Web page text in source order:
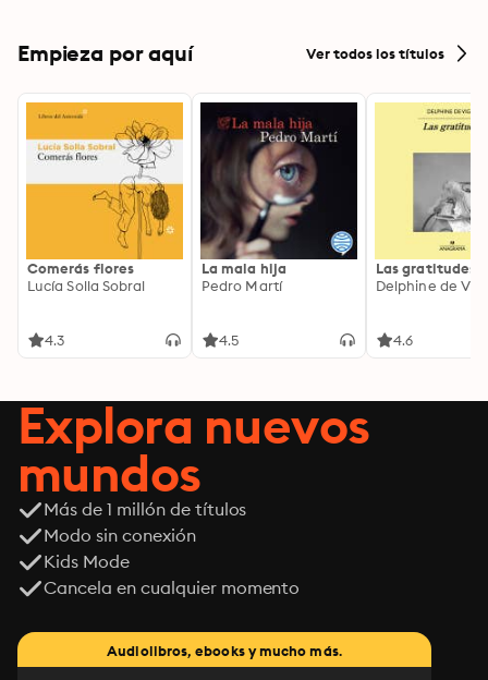
Empieza por aquí Ver todos los títulos
Comerás flores
Lucía Solla Sobral
4.3
La mala hija
Pedro Martí
4.5
Las gratitudes
Delphine de
4.6
Explora nuevos
mundos
Más de 1 millón de títulos
Modo sin conexión
Kids Mode
Cancela en cualquier momento
Audiolibros, ebooks y mucho más.